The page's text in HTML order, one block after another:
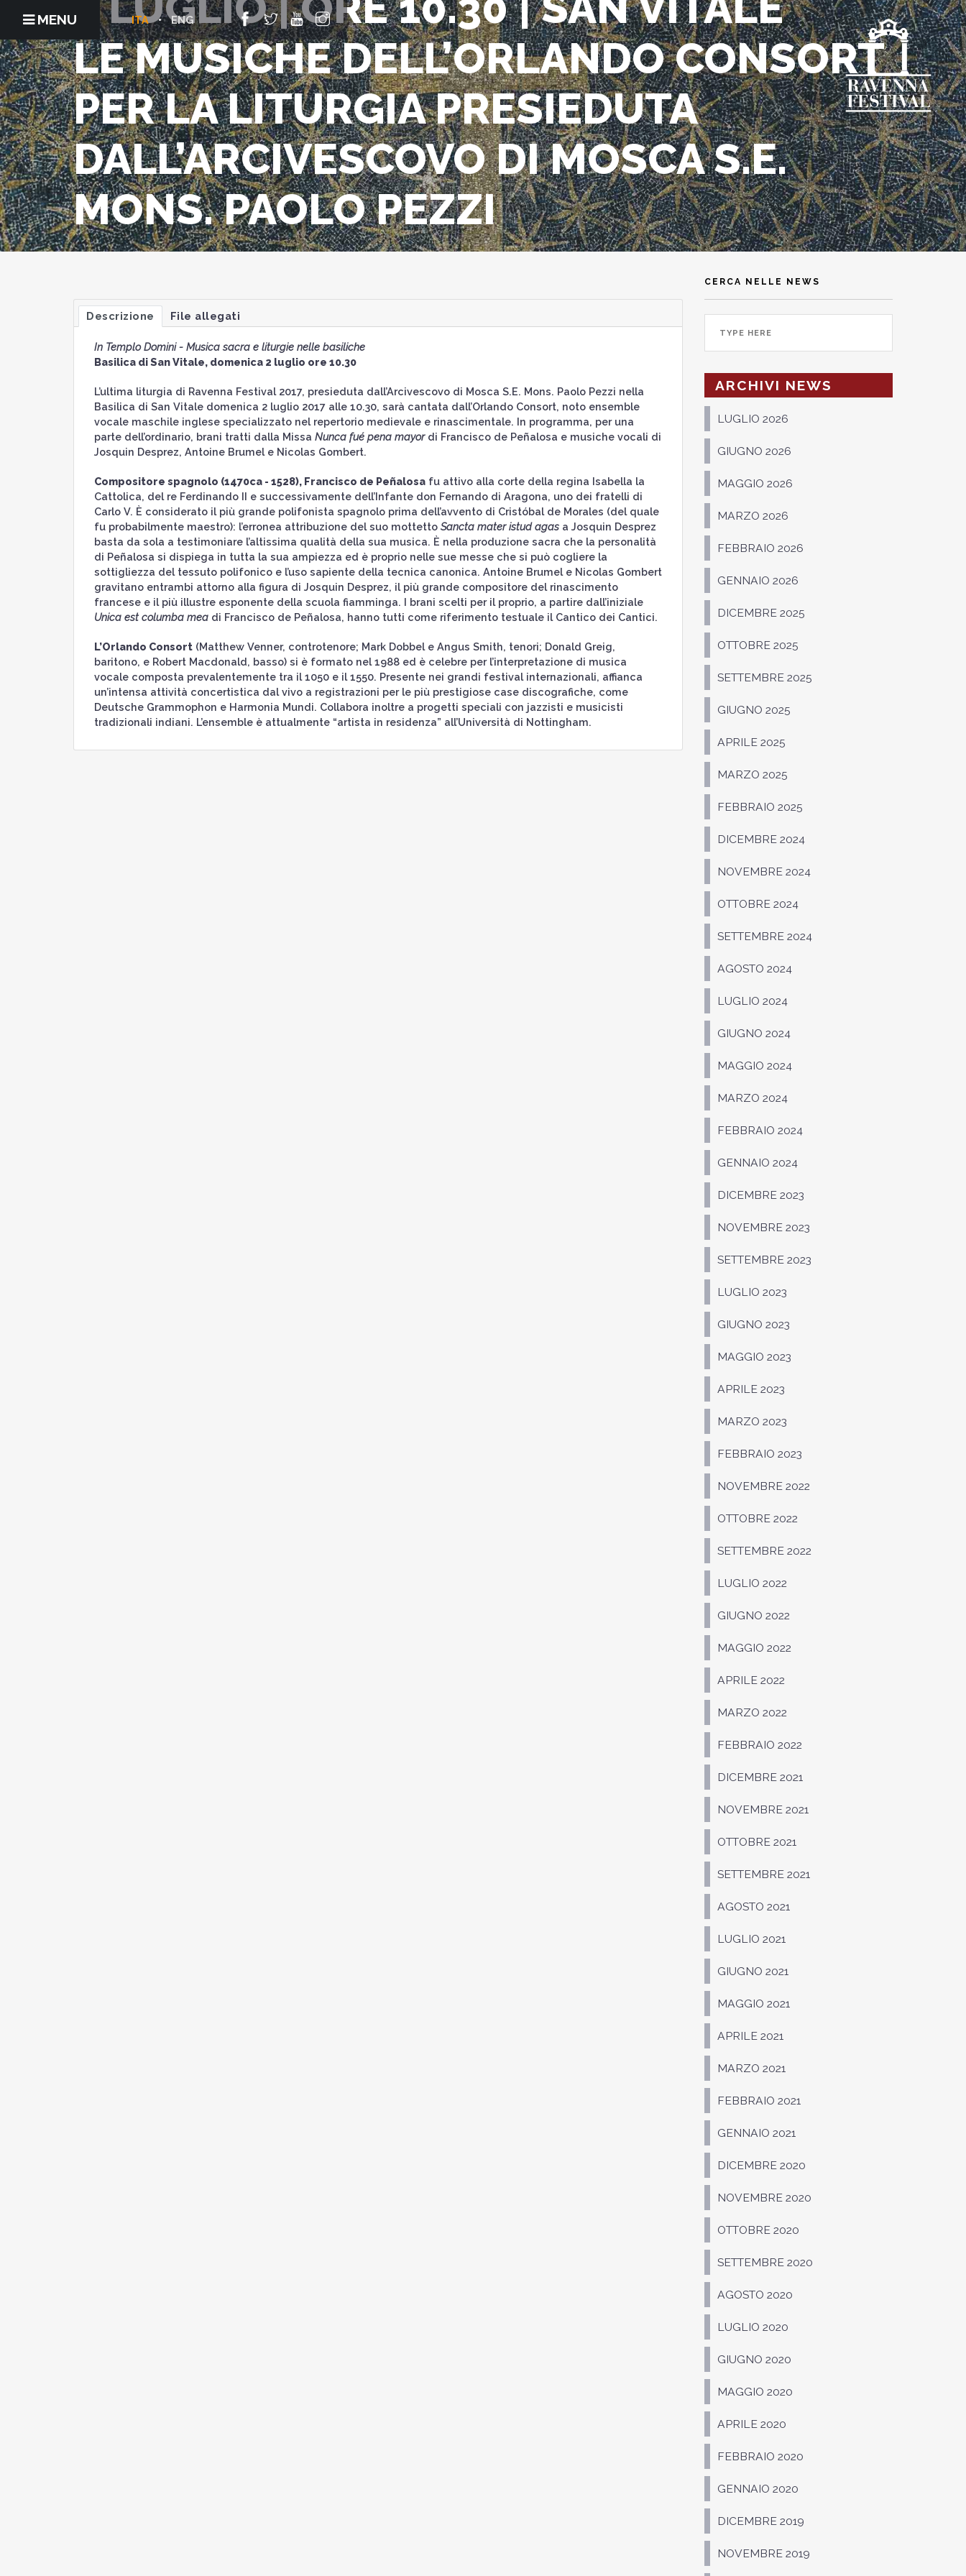
MENU ENG
ITA
LE MUSICHE DELL’ORLANDO CONSORT
PER LA LITURGIA PRESIEDUTA
DALL’ARCIVESCOVO DI MOSCA S.E.
MONS. PAOLO PEZZI
Descrizione File allegati
In Templo Domini - Musica sacra e liturgie nelle basiliche
Basilica di San Vitale, domenica 2 luglio ore 10.30
L’ultima liturgia di Ravenna Festival 2017, presieduta dall’Arcivescovo di Mosca S.E. Mons. Paolo Pezzi nella
Basilica di San Vitale domenica 2 luglio 2017 alle 10.30, sarà cantata dall’Orlando Consort, noto ensemble
vocale maschile inglese specializzato nel repertorio medievale e rinascimentale. In programma, per una
parte dell’ordinario, brani tratti dalla Missa Nunca fué pena mayor di Francisco de Peñalosa e musiche vocali di
Josquin Desprez, Antoine Brumel e Nicolas Gombert.
Compositore spagnolo (1470ca - 1528), Francisco de Peñalosafu attivo alla corte della regina Isabella la
Cattolica, del re Ferdinando II e successivamente dell’Infante don Fernando di Aragona, uno dei fratelli di
Carlo V. È considerato il più grande polifonista spagnolo prima dell’avvento di Cristóbal de Morales (del quale
fu probabilmente maestro): l’erronea attribuzione del suo mottetto Sancta mater istud agas a Josquin Desprez
basta da sola a testimoniare l’altissima qualità della sua musica. È nella produzione sacra che la personalità
di Peñalosa si dispiega in tutta la sua ampiezza ed è proprio nelle sue messe che si può cogliere la
sottigliezza del tessuto polifonico e l’uso sapiente della tecnica canonica. Antoine Brumel e Nicolas Gombert
gravitano entrambi attorno alla figura di Josquin Desprez, il più grande compositore del rinascimento
francese e il più illustre esponente della scuola fiamminga. I brani scelti per il proprio, a partire dall’iniziale
Unica est columba meadi Francisco de Peñalosa, hanno tutti come riferimento testuale il Cantico dei Cantici.
L’Orlando Consort(Matthew Venner, controtenore; Mark Dobbel e Angus Smith, tenori; Donald Greig,
baritono, e Robert Macdonald, basso) si è formato nel 1988 ed è celebre per l’interpretazione di musica
vocale composta prevalentemente tra il 1050 e il 1550. Presente nei grandi festival internazionali, affianca
un’intensa attività concertistica dal vivo a registrazioni per le più prestigiose case discografiche, come
Deutsche Grammophon e Harmonia Mundi. Collabora inoltre a progetti speciali con jazzisti e musicisti
tradizionali indiani. L’ensemble è attualmente “artista in residenza” all’Università di Nottingham.
CERCA NELLE NEWS
ARCHIVI NEWS
LUGLIO 2026
GIUGNO 2026
MAGGIO 2026
MARZO 2026
FEBBRAIO 2026
GENNAIO 2026
DICEMBRE 2025
OTTOBRE 2025
SETTEMBRE 2025
GIUGNO 2025
APRILE 2025
MARZO 2025
FEBBRAIO 2025
DICEMBRE 2024
NOVEMBRE 2024
OTTOBRE 2024
SETTEMBRE 2024
AGOSTO 2024
LUGLIO 2024
GIUGNO 2024
MAGGIO 2024
MARZO 2024
FEBBRAIO 2024
GENNAIO 2024
DICEMBRE 2023
NOVEMBRE 2023
SETTEMBRE 2023
LUGLIO 2023
GIUGNO 2023
MAGGIO 2023
APRILE 2023
MARZO 2023
FEBBRAIO 2023
NOVEMBRE 2022
OTTOBRE 2022
SETTEMBRE 2022
LUGLIO 2022
GIUGNO 2022
MAGGIO 2022
APRILE 2022
MARZO 2022
FEBBRAIO 2022
DICEMBRE 2021
NOVEMBRE 2021
OTTOBRE 2021
SETTEMBRE 2021
AGOSTO 2021
LUGLIO 2021
GIUGNO 2021
MAGGIO 2021
APRILE 2021
MARZO 2021
FEBBRAIO 2021
GENNAIO 2021
DICEMBRE 2020
NOVEMBRE 2020
OTTOBRE 2020
SETTEMBRE 2020
AGOSTO 2020
LUGLIO 2020
GIUGNO 2020
MAGGIO 2020
APRILE 2020
FEBBRAIO 2020
GENNAIO 2020
DICEMBRE 2019
NOVEMBRE 2019